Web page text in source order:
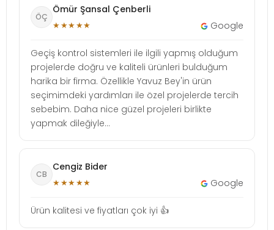
ÖÇ
Ömür Şansal Çenberli
★★★★★ Google
Geçiş kontrol sistemleri ile ilgili yapmış olduğum
projelerde doğru ve kaliteli ürünleri bulduğum
harika bir firma. Özellikle Yavuz Bey'in ürün
seçimimdeki yardımları ile özel projelerde tercih
sebebim. Daha nice güzel projeleri birlikte
yapmak dileğiyle...
CB
Cengiz Bider
★★★★★ Google
Ürün kalitesi ve fiyatları çok iyi 👍